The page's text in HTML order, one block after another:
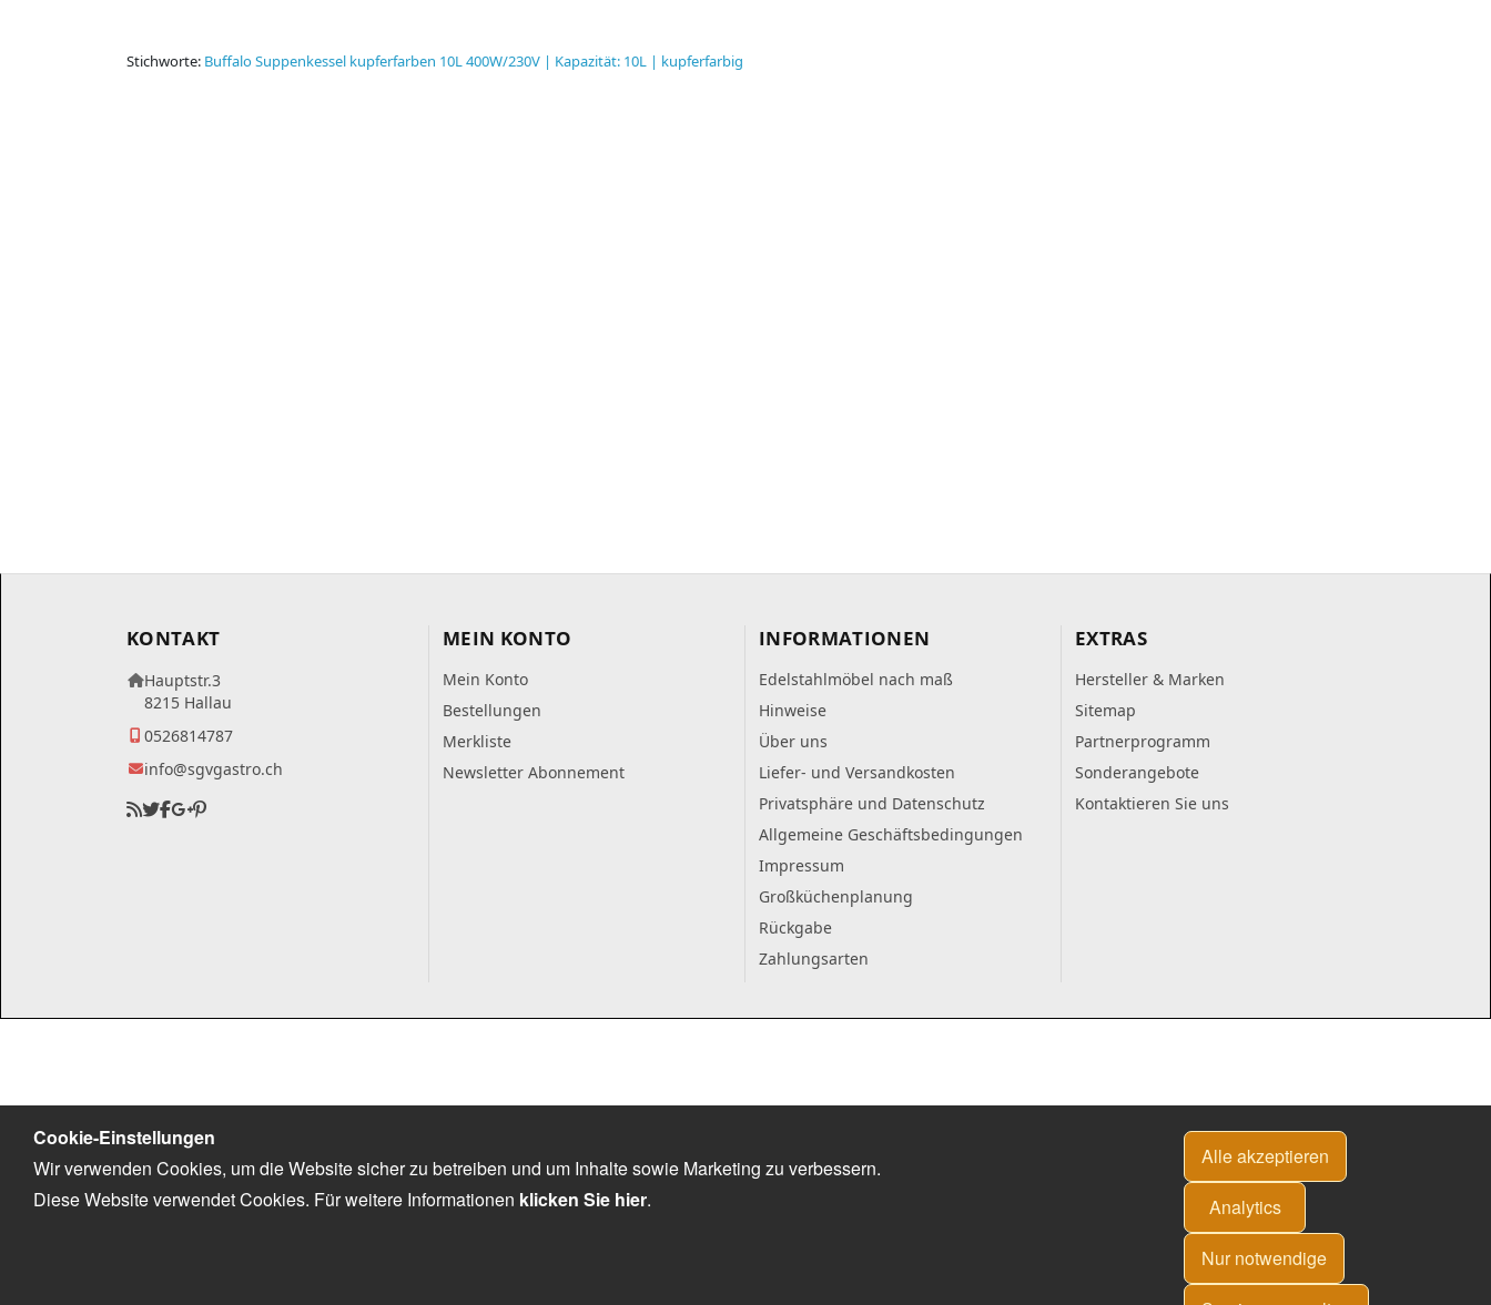
Stichworte: Buffalo Suppenkessel kupferfarben 10L 400W/230V | Kapazität: 10L | kupferfarbig
KONTAKT
Hauptstr.3
8215 Hallau
0526814787
info@sgvgastro.ch
MEIN KONTO
Mein Konto
Bestellungen
Merkliste
Newsletter Abonnement
INFORMATIONEN
Edelstahlmöbel nach maß
Hinweise
Über uns
Liefer- und Versandkosten
Privatsphäre und Datenschutz
Allgemeine Geschäftsbedingungen
Impressum
Großküchenplanung
Rückgabe
Zahlungsarten
EXTRAS
Hersteller & Marken
Sitemap
Partnerprogramm
Sonderangebote
Kontaktieren Sie uns
Cookie-Einstellungen
Wir verwenden Cookies, um die Website sicher zu betreiben und um Inhalte sowie Marketing zu verbessern.
Diese Website verwendet Cookies. Für weitere Informationen klicken Sie hier.
Alle akzeptieren
Analytics
Nur notwendige